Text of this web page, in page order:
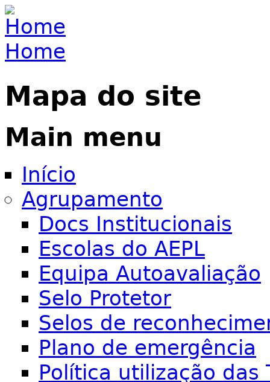
Jump to navigation
You are here
Home
Mapa do site
Main menu
Início
Agrupamento
Docs Institucionais
Escolas do AEPL
Equipa Autoavaliação
Selo Protetor
Selos de
Plano de emergência
Política utilização das